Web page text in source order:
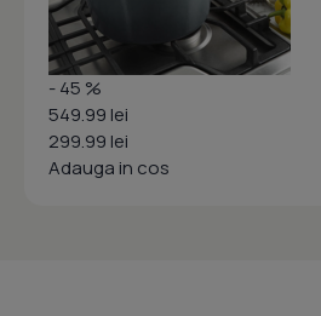
- 45 %
549.99 lei
299.99 lei
Adauga in cos